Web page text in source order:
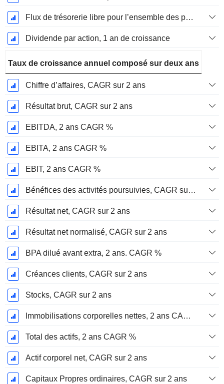
Flux de trésorerie libre pour l’ensemble des pourvoyeurs de fonds (créanciers et actionnaires) FCFF, Croissance 1 an
Dividende par action, 1 an de croissance
Taux de croissance annuel composé sur deux ans
Chiffre d’affaires, CAGR sur 2 ans
Résultat brut, CAGR sur 2 ans
EBITDA, 2 ans CAGR %
EBITA, 2 ans CAGR %
EBIT, 2 ans CAGR %
Bénéfices des activités poursuivies, CAGR sur 2 ans
Résultat net, CAGR sur 2 ans
Résultat net normalisé, CAGR sur 2 ans
BPA dilué avant extra, 2 ans. CAGR %
Créances clients, CAGR sur 2 ans
Stocks, CAGR sur 2 ans
Immobilisations corporelles nettes, 2 ans CAGR %
Total des actifs, 2 ans CAGR %
Actif corporel net, CAGR sur 2 ans
Capitaux Propres ordinaires, CAGR sur 2 ans